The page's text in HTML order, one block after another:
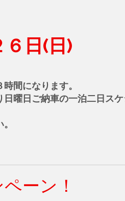
６日(日)
間になります。
曜日ご納車の一泊二日ス
ーン！